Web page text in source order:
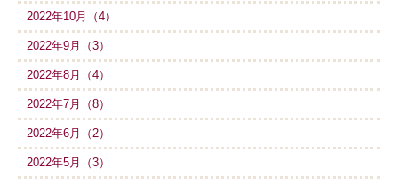
2022年10月（4）
2022年9月（3）
2022年8月（4）
2022年7月（8）
2022年6月（2）
2022年5月（3）